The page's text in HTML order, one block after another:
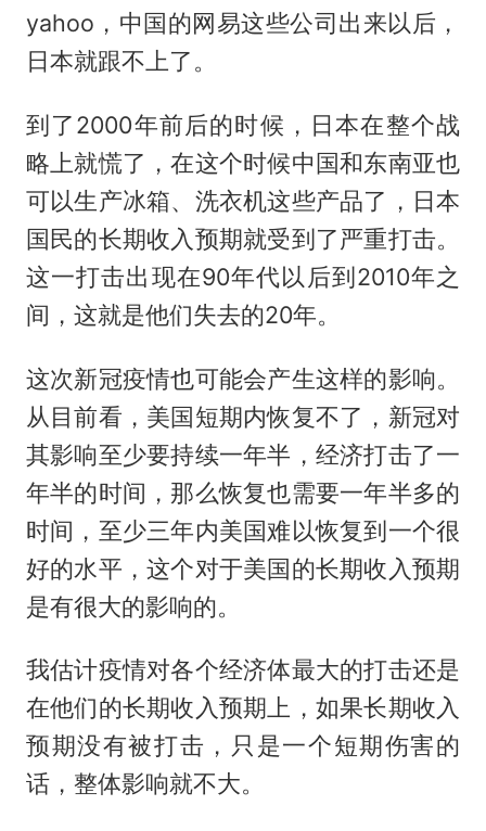
yahoo，中国的网易这些公司出来以后，
日本就跟不上了。
到了2000年前后的时候，日本在整个战
略上就慌了，在这个时候中国和东南亚也
可以生产冰箱、洗衣机这些产品了，日本
国民的长期收入预期就受到了严重打击。
这一打击出现在90年代以后到2010年之
间，这就是他们失去的20年。
这次新冠疫情也可能会产生这样的影响。
从目前看，美国短期内恢复不了，新冠对
其影响至少要持续一年半，经济打击了一
年半的时间，那么恢复也需要一年半多的
时间，至少三年内美国难以恢复到一个很
好的水平，这个对于美国的长期收入预期
是有很大的影响的。
我估计疫情对各个经济体最大的打击还是
在他们的长期收入预期上，如果长期收入
预期没有被打击，只是一个短期伤害的
话，整体影响就不大。